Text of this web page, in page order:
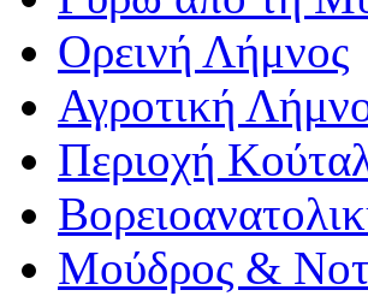
Ορεινή Λήμνος
Αγροτική
Περιοχή
Μούδρος &